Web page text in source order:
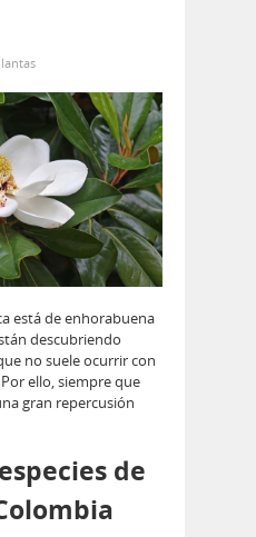
está de enhorabuena
descubriendo
no suele ocurrir con
ello, siempre que
gran repercusión
de